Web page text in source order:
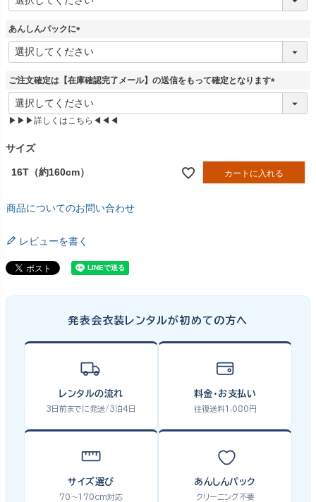
必
)
あんしんパックに
(
必
)
ご注文確定は【在庫確認完了メール】の送信をもって確定となります
(
▶▶▶詳しくはこちら◀◀◀
サイズ
16T（約160cm） カートに入れる
商品についてのお問い合わせ
レビューを書く
発表会衣装レンタルが初めての方へ
レンタルの流れ
3日前までに発送/3泊4日
料金・お支払い
往復送料1,080円
サイズ選び
70〜170cm対応
あんしんパック
クリーニング不要